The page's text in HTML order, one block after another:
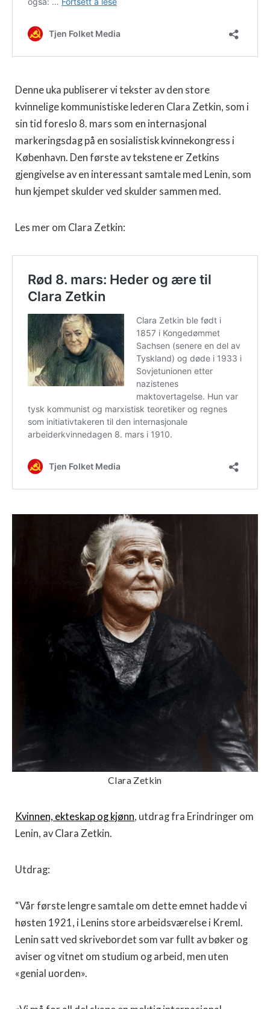
Denne uka publiserer vi tekster av den store
kvinnelige kommunistiske lederen Clara Zetkin, som i
sin tid foreslo 8. mars som en internasjonal
markeringsdag på en sosialistisk kvinnekongress i
København. Den første av tekstene er Zetkins
gjengivelse av en interessant samtale med Lenin, som
hun kjempet skulder ved skulder sammen med.
Les mer om Clara Zetkin:
Clara Zetkin
Kvinnen, ekteskap og kjønn, utdrag fra Erindringer om
Lenin, av Clara Zetkin.
Utdrag:
“Vår første lengre samtale om dette emnet hadde vi
høsten 1921, i Lenins store arbeidsværelse i Kreml.
Lenin satt ved skrivebordet som var fullt av bøker og
aviser og vitnet om studium og arbeid, men uten
«genial uorden».